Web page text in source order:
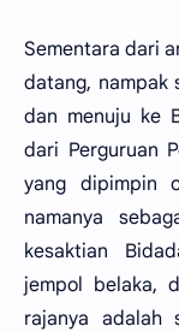
Sementara dari
datang, nampak
dan menuju ke
dari Perguruan
yang dipimpin
namanya
kesaktian
jempol belaka,
rajanya adalah